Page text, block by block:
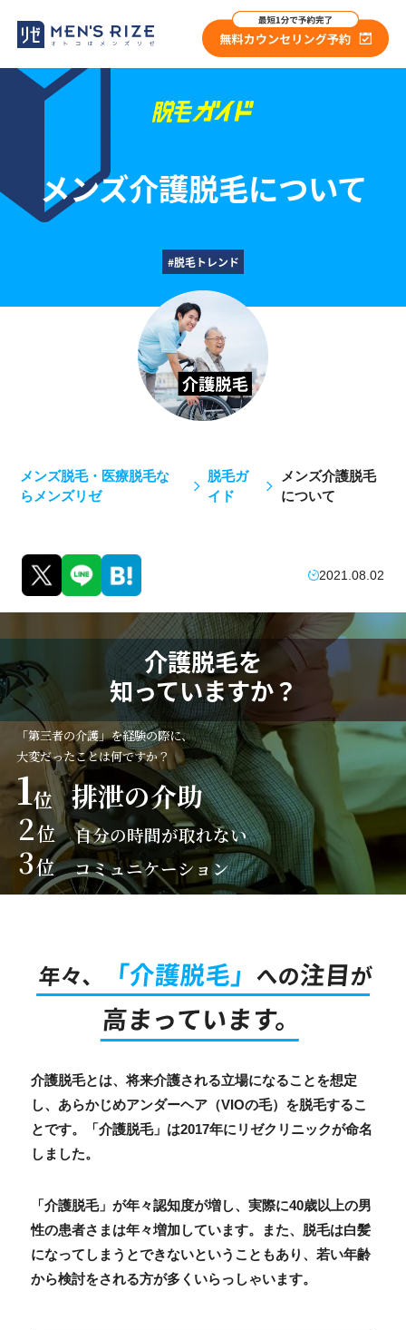
メンズ介護脱毛について
#脱毛トレンド
メンズ脱毛・医療脱毛な
らメンズリゼ
脱毛ガ
イド
メンズ介護脱毛
について
2021.08.02
介護脱毛を
知っていますか？
「第三者の介護」を経験の際に、
大変だったことは何ですか？
1位排泄の介助
2位自分の時間が取れない
3位コミュニケーション
年々、 「介護脱毛」への注目が
高まっています。
介護脱毛とは、将来介護される立場になることを想定
し、あらかじめアンダーヘア（VIOの毛）を脱毛するこ
とです。「介護脱毛」は2017年にリゼクリニックが命名
しました。
「介護脱毛」が年々認知度が増し、実際に40歳以上の男
性の患者さまは年々増加しています。また、脱毛は白髪
になってしまうとできないということもあり、若い年齢
から検討をされる方が多くいらっしゃいます。